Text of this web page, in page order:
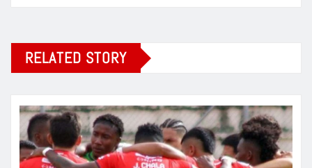
RELATED STORY